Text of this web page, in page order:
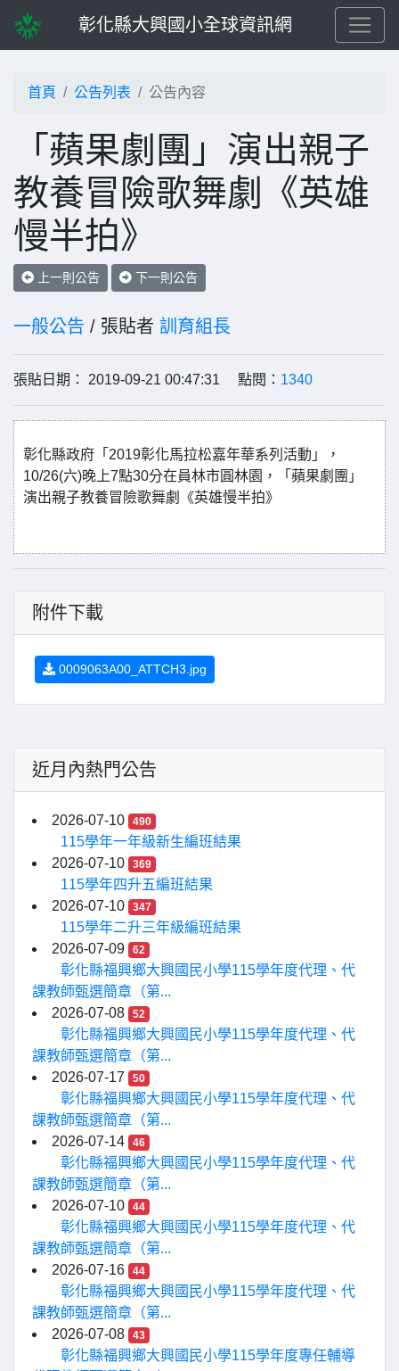
彰化縣大興國小全球資訊網
首頁 公告列表 公告內容
「蘋果劇團」演出親子
教養冒險歌舞劇《英雄
慢半拍》
上一則公告 下一則公告
一般公告 / 張貼者 訓育組長
張貼日期： 2019-09-21 00:47:31 點閱： 1340
彰化縣政府「2019彰化馬拉松嘉年華系列活動」，
10/26(六)晚上7點30分在員林市圓林園，「蘋果劇團」
演出親子教養冒險歌舞劇《英雄慢半拍》
附件下載
0009063A00_ATTCH3.jpg
近月內熱門公告
2026-07-10 490
115學年一年級新生編班結果
2026-07-10
369
115學年四升五編班結果
2026-07-10
347
115學年二升三年級編班結果
2026-07-09
62
彰化縣福興鄉大興國民小學115學年度代理、代
課教師甄選簡章（第...
2026-07-08
52
彰化縣福興鄉大興國民小學115學年度代理、代
課教師甄選簡章（第...
2026-07-17
50
彰化縣福興鄉大興國民小學115學年度代理、代
課教師甄選簡章（第...
2026-07-14
46
彰化縣福興鄉大興國民小學115學年度代理、代
課教師甄選簡章（第...
2026-07-10
44
彰化縣福興鄉大興國民小學115學年度代理、代
課教師甄選簡章（第...
2026-07-16
44
彰化縣福興鄉大興國民小學115學年度代理、代
課教師甄選簡章（第...
2026-07-08
43
彰化縣福興鄉大興國民小學115學年度專任輔導